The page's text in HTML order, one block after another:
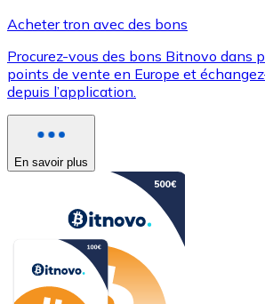
Acheter tron avec des bons
Procurez-vous des bons Bitnovo dans
points de vente en Europe et
depuis l’application.
En savoir plus